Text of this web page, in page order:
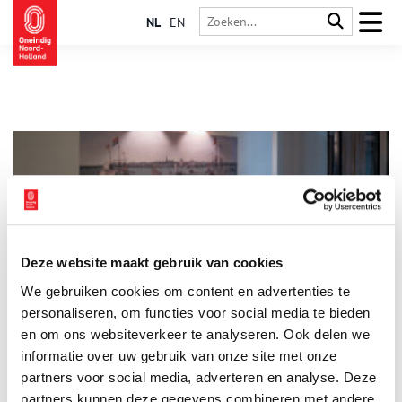
Deze website maakt gebruik van cookies
We gebruiken cookies om content en advertenties te
personaliseren, om functies voor social media te bieden
en om ons websiteverkeer te analyseren. Ook delen we
informatie over uw gebruik van onze site met onze
partners voor social media, adverteren en analyse. Deze
partners kunnen deze gegevens combineren met andere
NL EN
Verleden en toekomst komen samen in ‘Kunst in de Grote
Kerk’: een bijzondere samenwerking tussen Heavens Hotel
Hoorn en het Westfries Museum. Metershoge prints sieren de
wanden van het betoverende hotel. Deze werken tonen
historische Hoornse locaties, vastgelegd door beroemde
meesters zoals Hendrick Cornelisz (1622), Isaac Ouwater
(1784), Caspar van Wittel (1712) en Cornelis Springer (1885).
2 min